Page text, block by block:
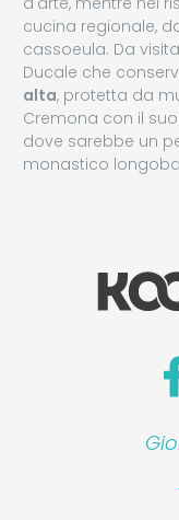
cucina regionale,
cassoeula. Da
Ducale che
alta, protetta da
Cremona con il
dove sarebbe un
monastico